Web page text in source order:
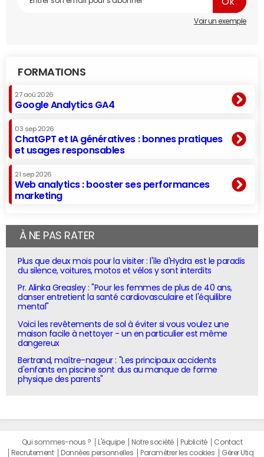
Voir un exemple
FORMATIONS
27 aoû 2026
Google Analytics GA4
03 sep 2026
ChatGPT et IA génératives : bonnes pratiques
et usages responsables
21 sep 2026
Web analytics : booster ses performances
marketing
À NE PAS RATER
Plus que deux mois pour la visiter : l'île d'Hydra est le paradis
du silence, voitures, motos et vélos y sont interdits
Pr. Alinka Greasley : "Pour les femmes de plus de 40 ans,
danser entretient la santé cardiovasculaire et l'équilibre
mental"
Voici les revêtements de sol à éviter si vous voulez une
maison facile à nettoyer - un en particulier est même
dangereux
Bertrand, maître-nageur : "Les principaux accidents
d'enfants en piscine sont dus au manque de forme
physique des parents"
Qui sommes-nous ? L'équipe Notre société Publicité
Contact
Recrutement
Données personnelles Paramétrer les cookies Gérer Utiq